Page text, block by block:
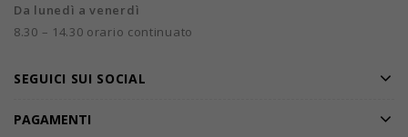
Da lunedì a venerdì
8.30 – 14.30 orario continuato
SEGUICI SUI SOCIAL
PAGAMENTI